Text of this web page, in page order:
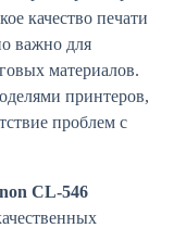
качество печати
важно для
материалов.
принтеров,
проблем с
CL-546